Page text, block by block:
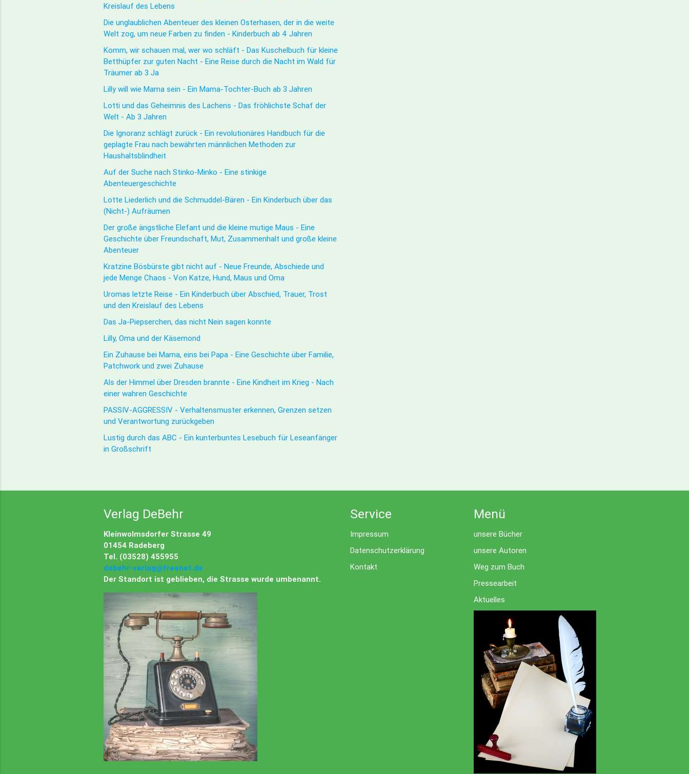
Kreislauf des Lebens
Die unglaublichen Abenteuer des kleinen Osterhasen, der in die weite
Welt zog, um neue Farben zu finden - Kinderbuch ab 4 Jahren
Komm, wir schauen mal, wer wo schläft - Das Kuschelbuch für kleine
Betthüpfer zur guten Nacht - Eine Reise durch die Nacht im Wald für
Träumer ab 3 Ja
Lilly will wie Mama sein - Ein Mama-Tochter-Buch ab 3 Jahren
Lotti und das Geheimnis des Lachens - Das fröhlichste Schaf der
Welt - Ab 3 Jahren
Die Ignoranz schlägt zurück - Ein revolutionäres Handbuch für die
geplagte Frau nach bewährten männlichen Methoden zur
Haushaltsblindheit
Auf der Suche nach Stinko-Minko - Eine stinkige
Abenteuergeschichte
Lotte Liederlich und die Schmuddel-Bären - Ein Kinderbuch über das
(Nicht-) Aufräumen
Der große ängstliche Elefant und die kleine mutige Maus - Eine
Geschichte über Freundschaft, Mut, Zusammenhalt und große kleine
Abenteuer
Kratzine Bösbürste gibt nicht auf - Neue Freunde, Abschiede und
jede Menge Chaos - Von Katze, Hund, Maus und Oma
Uromas letzte Reise - Ein Kinderbuch über Abschied, Trauer, Trost
und den Kreislauf des Lebens
Das Ja-Piepserchen, das nicht Nein sagen konnte
Lilly, Oma und der Käsemond
Ein Zuhause bei Mama, eins bei Papa - Eine Geschichte über Familie,
Patchwork und zwei Zuhause
Als der Himmel über Dresden brannte - Eine Kindheit im Krieg - Nach
einer wahren Geschichte
PASSIV-AGGRESSIV - Verhaltensmuster erkennen, Grenzen setzen
und Verantwortung zurückgeben
Lustig durch das ABC - Ein kunterbuntes Lesebuch für Leseanfänger
in Großschrift
Verlag DeBehr
Kleinwolmsdorfer Strasse 49
01454 Radeberg
Tel. (03528) 455955
debehr-verlag@freenet.de
Der Standort ist geblieben, die Strasse wurde umbenannt.
Service
Impressum
Datenschutzerklärung
Kontakt
Menü
unsere Bücher
unsere Autoren
Weg zum Buch
Pressearbeit
Aktuelles